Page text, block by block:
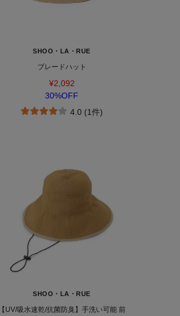
SHOO・LA・RUE
ブレードハット
¥2,092
30%OFF
4.0 (1件)
SHOO・LA・RUE
【UV/吸水速乾/抗菌防臭】手洗い可能 前